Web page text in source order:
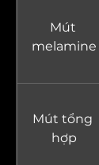
Mút
melamine
Mút tổng
hợp